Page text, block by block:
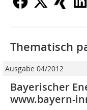
Thematisch
Ausgabe 04/2012
Bayerischer
www.bayern-